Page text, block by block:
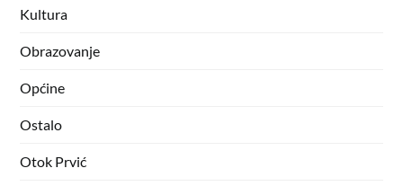
Kultura
Obrazovanje
Općine
Ostalo
Otok Prvić